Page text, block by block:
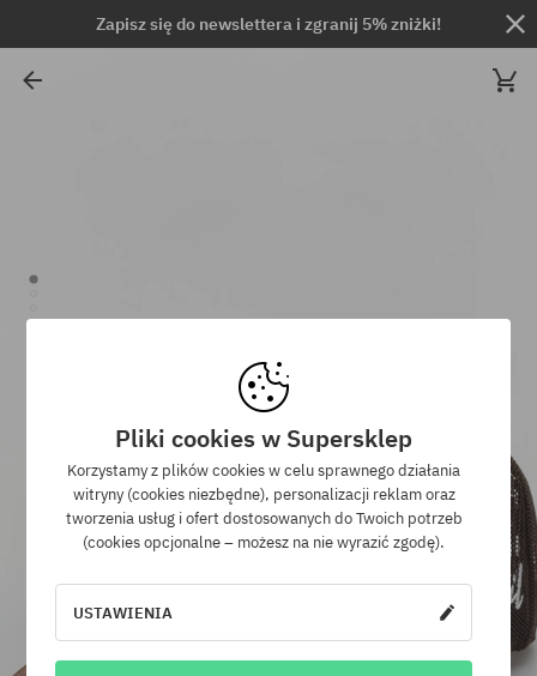
Zapisz się do newslettera i zgranij 5% zniżki!
Pliki cookies w Supersklep
Korzystamy z plików cookies w celu sprawnego działania
witryny (cookies niezbędne), personalizacji reklam oraz
tworzenia usług i ofert dostosowanych do Twoich potrzeb
(cookies opcjonalne – możesz na nie wyrazić zgodę).
USTAWIENIA